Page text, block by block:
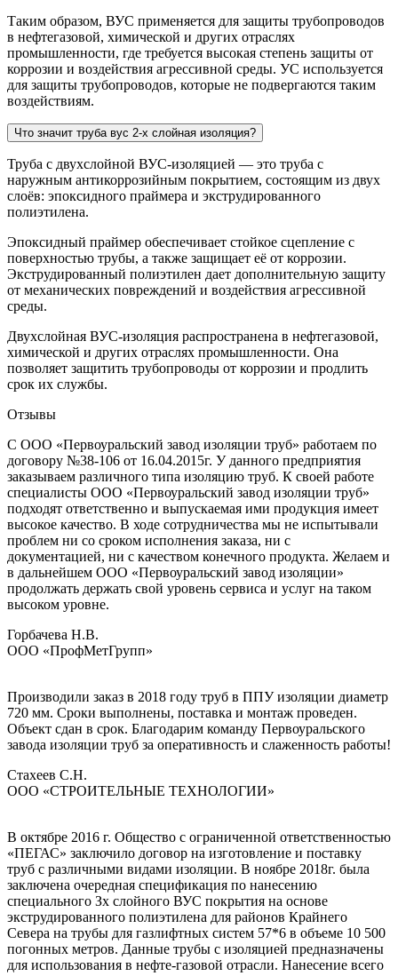
Таким образом, ВУС применяется для защиты трубопроводов
в нефтегазовой, химической и других отраслях
промышленности, где требуется высокая степень защиты от
коррозии и воздействия агрессивной среды. УС используется
для защиты трубопроводов, которые не подвергаются таким
воздействиям.
Что значит труба вус 2-х слойная изоляция?
Труба с двухслойной ВУС-изоляцией — это труба с
наружным антикоррозийным покрытием, состоящим из двух
слоёв: эпоксидного праймера и экструдированного
полиэтилена.
Эпоксидный праймер обеспечивает стойкое сцепление с
поверхностью трубы, а также защищает её от коррозии.
Экструдированный полиэтилен дает дополнительную защиту
от механических повреждений и воздействия агрессивной
среды.
Двухслойная ВУС-изоляция распространена в нефтегазовой,
химической и других отраслях промышленности. Она
позволяет защитить трубопроводы от коррозии и продлить
срок их службы.
Отзывы
С ООО «Первоуральский завод изоляции труб» работаем по
договору №38-106 от 16.04.2015г. У данного предприятия
заказываем различного типа изоляцию труб. К своей работе
специалисты ООО «Первоуральский завод изоляции труб»
подходят ответственно и выпускаемая ими продукция имеет
высокое качество. В ходе сотрудничества мы не испытывали
проблем ни со сроком исполнения заказа, ни с
документацией, ни с качеством конечного продукта. Желаем и
в дальнейшем ООО «Первоуральский завод изоляции»
продолжать держать свой уровень сервиса и услуг на таком
высоком уровне.
Горбачева Н.В.
ООО «ПрофМетГрупп»
Производили заказ в 2018 году труб в ППУ изоляции диаметр
720 мм. Сроки выполнены, поставка и монтаж проведен.
Объект сдан в срок. Благодарим команду Первоуральского
завода изоляции труб за оперативность и слаженность работы!
Стахеев С.Н.
ООО «СТРОИТЕЛЬНЫЕ ТЕХНОЛОГИИ»
В октябре 2016 г. Общество с ограниченной ответственностью
«ПЕГАС» заключило договор на изготовление и поставку
труб с различными видами изоляции. В ноябре 2018г. была
заключена очередная спецификация по нанесению
специального Зх слойного ВУС покрытия на основе
экструдированного полиэтилена для районов Крайнего
Севера на трубы для газлифтных систем 57*6 в объеме 10 500
погонных метров. Данные трубы с изоляцией предназначены
для использования в нефте-газовой отрасли. Нанесение всего